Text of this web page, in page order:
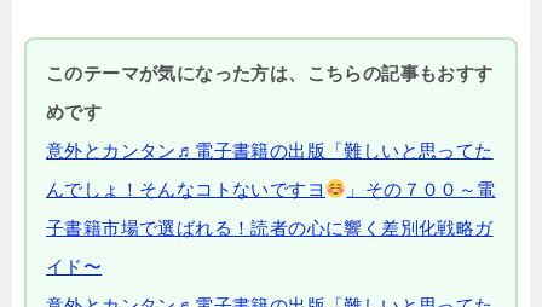
このテーマが気になった方は、こちらの記事もおすす
めです
意外とカンタン♬電子書籍の出版「難しいと思ってた
んでしょ！そんなコトないですヨ
」その７００～電
子書籍市場で選ばれる！読者の心に響く差別化戦略ガ
イド〜